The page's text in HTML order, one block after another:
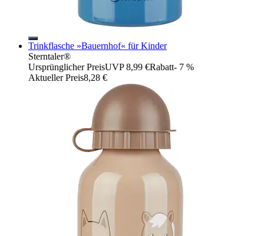
Trinkflasche »Bauernhof« für Kinder
Sterntaler®
Ursprünglicher PreisUVP 8,99 €Rabatt- 7 %
Aktueller Preis8,28 €